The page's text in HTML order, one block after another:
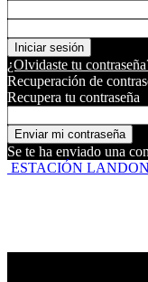
¿Olvidaste tu
Recuperación de
Recupera tu contraseña
Se te ha enviado una
ESTACIÓN LANDON